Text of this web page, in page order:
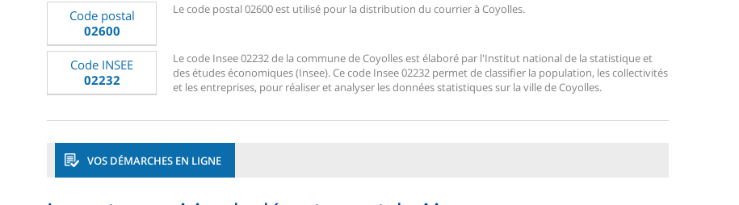
Code postal
02600
Le code postal 02600 est utilisé pour la distribution du courrier à Coyolles.
Code INSEE
02232
Le code Insee 02232 de la commune de Coyolles est élaboré par l'Institut national de la statistique et
des études économiques (Insee). Ce code Insee 02232 permet de classifier la population, les collectivités
et les entreprises, pour réaliser et analyser les données statistiques sur la ville de Coyolles.
VOS DÉMARCHES EN LIGNE